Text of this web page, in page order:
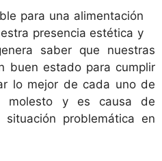
para una alimentación
presencia estética y
saber que nuestras
buen estado para cumplir
lo mejor de cada uno de
molesto y es causa de
situación problemática en